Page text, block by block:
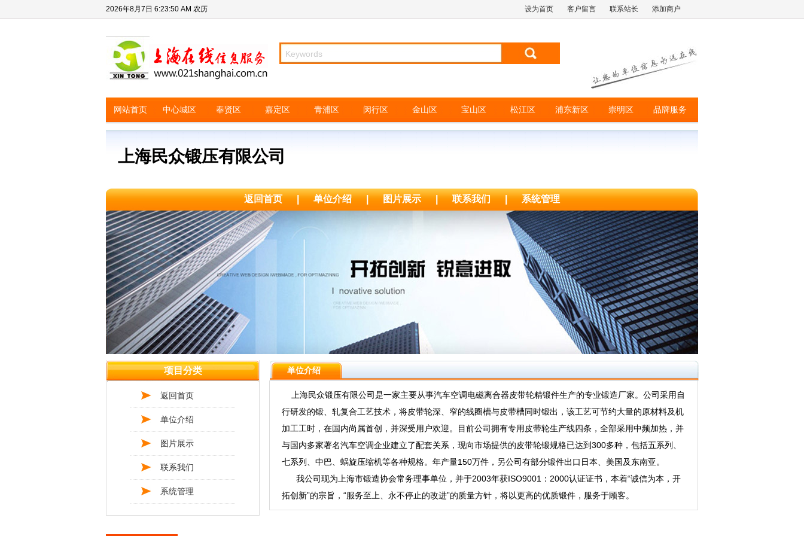
2026年8月7日 6:23:50 AM 农历 设为首页 客户留言 联系站长 添加商户
网站首页 中心城区 奉贤区 嘉定区 青浦区 闵行区 金山区 宝山区 松江区 浦东新区 崇明区 品牌服务
上海民众锻压有限公司
返回首页 | 单位介绍 | 图片展示 | 联系我们 | 系统管理
项目分类
返回首页
单位介绍
图片展示
联系我们
系统管理
单位介绍
上海民众锻压有限公司是一家主要从事汽车空调电磁离合器皮带轮精锻件生产的专业锻造厂家。公司采用自
行研发的锻、轧复合工艺技术，将皮带轮深、窄的线圈槽与皮带槽同时锻出，该工艺可节约大量的原材料及机
加工工时，在国内尚属首创，并深受用户欢迎。目前公司拥有专用皮带轮生产线四条，全部采用中频加热，并
与国内多家著名汽车空调企业建立了配套关系，现向市场提供的皮带轮锻规格已达到300多种，包括五系列、
七系列、中巴、蜗旋压缩机等各种规格。年产量150万件，另公司有部分锻件出口日本、美国及东南亚。
我公司现为上海市锻造协会常务理事单位，并于2003年获ISO9001：2000认证证书，本着“诚信为本，开
拓创新”的宗旨，“服务至上、永不停止的改进”的质量方针，将以更高的优质锻件，服务于顾客。